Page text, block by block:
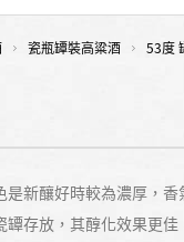
瓷瓶罈裝高粱酒 53度
是新釀好時較為濃厚，
存放，其醇化效果更佳